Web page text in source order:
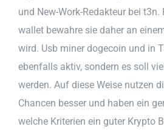
und New-Work-Redakteur bei
wallet bewahre sie daher an
wird. Usb miner dogecoin und in
ebenfalls aktiv, sondern es soll
werden. Auf diese Weise nutzen
Chancen besser und haben ein
welche Kriterien ein guter Krypto